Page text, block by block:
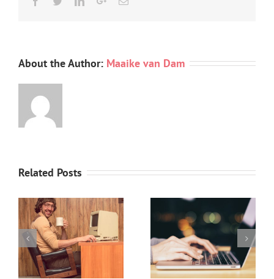
About the Author: Maaike van Dam
Related Posts